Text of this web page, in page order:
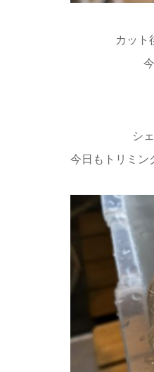
カッ
シ
今日もトリミン